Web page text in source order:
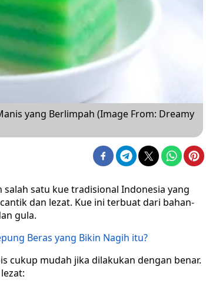
yang Berlimpah (Image From: Dreamy
satu kue tradisional Indonesia yang
dan lezat. Kue ini terbuat dari bahan-
gula.
Beras yang Bikin Nagih itu?
cukup mudah jika dilakukan dengan benar.